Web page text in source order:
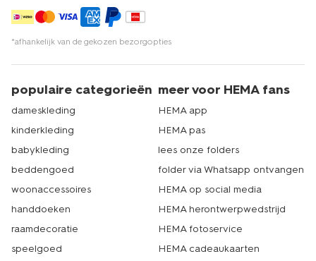
*afhankelijk van de gekozen bezorgopties
populaire categorieën
dameskleding
kinderkleding
babykleding
beddengoed
woonaccessoires
handdoeken
raamdecoratie
speelgoed
meer voor HEMA fans
HEMA app
HEMA pas
lees onze folders
folder via Whatsapp ontvangen
HEMA op social media
HEMA herontwerpwedstrijd
HEMA fotoservice
HEMA cadeaukaarten